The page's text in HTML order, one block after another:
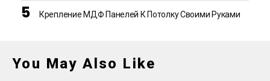
Крепление МДФ Панелей К Потолку Своими Руками
You May Also Like